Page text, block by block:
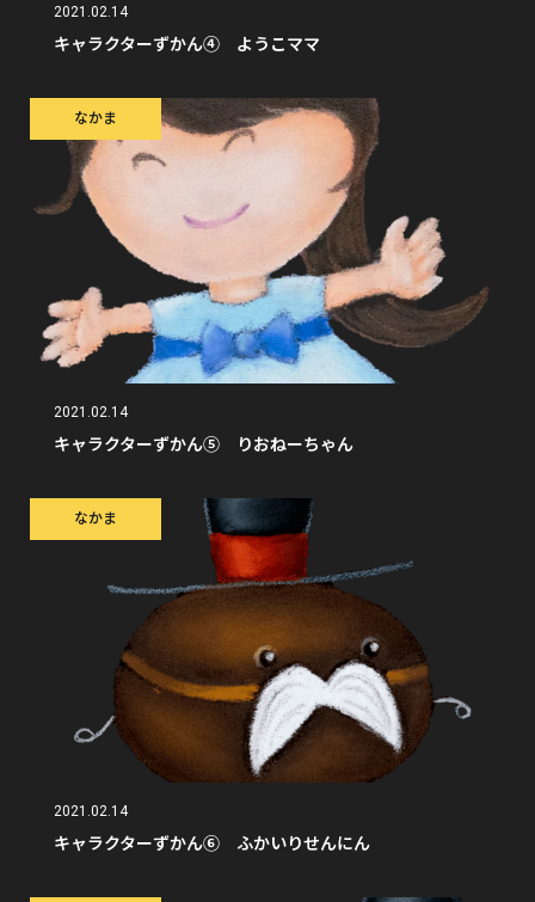
2021.02.14
キャラクターずかん④ ようこママ
2021.02.14
キャラクターずかん⑤ りおねーちゃん
なかま
2021.02.14
キャラクターずかん⑥ ふかいりせんにん
なかま